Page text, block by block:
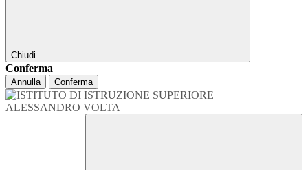
Chiudi
Conferma
Annulla Conferma